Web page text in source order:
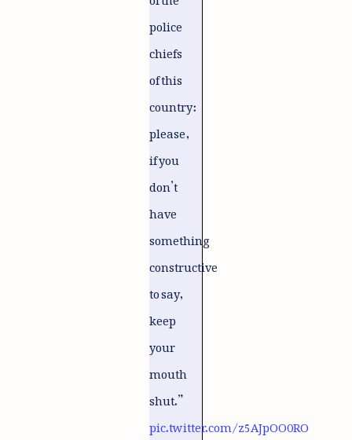
police
chiefs
of this
country:
please,
if you
don’t
have
something
constructive
to say,
keep
your
mouth
shut.”
pic.twitter.com/z5AJpOO0RO